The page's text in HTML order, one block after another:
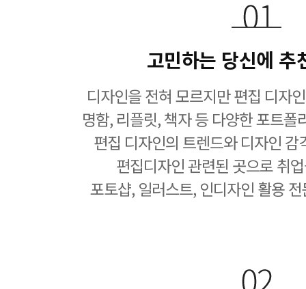
고민하는 당신에 추
디자인을 전혀 모르지만 편집 디자
명함, 리플릿, 책자 등 다양한 포트폴
편집 디자인의 트렌드와 디자인 감
편집디자인 관련된 곳으로 취
포토샵, 일러스트, 인디자인 활용